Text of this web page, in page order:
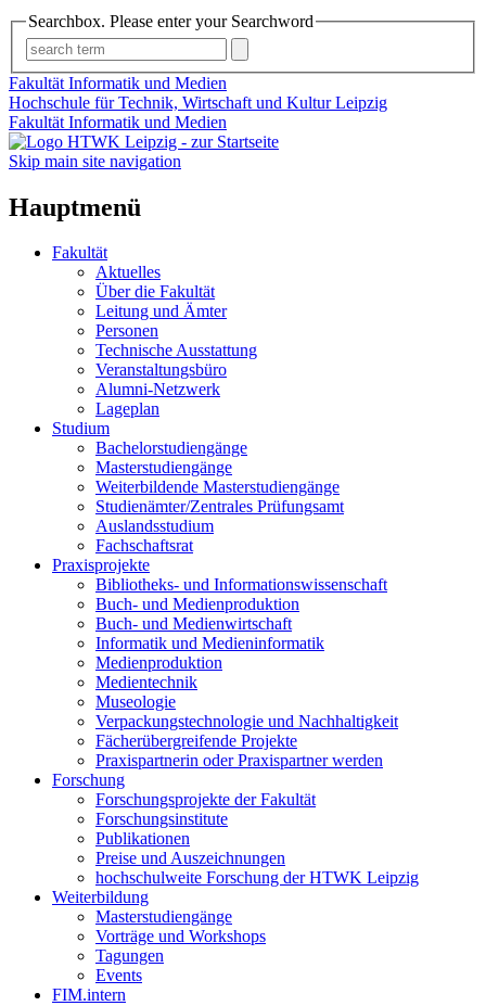
Searchbox. Please enter your Searchword
Fakultät Informatik und Medien
Hochschule für Technik, Wirtschaft und Kultur Leipzig
Fakultät Informatik und Medien
Skip main site navigation
Hauptmenü
Fakultät
Aktuelles
Über die Fakultät
Leitung und Ämter
Personen
Technische Ausstattung
Veranstaltungsbüro
Alumni-Netzwerk
Lageplan
Studium
Bachelorstudiengänge
Masterstudiengänge
Weiterbildende Masterstudiengänge
Studienämter/Zentrales Prüfungsamt
Auslandsstudium
Fachschaftsrat
Praxisprojekte
Bibliotheks- und Informationswissenschaft
Buch- und Medienproduktion
Buch- und Medienwirtschaft
Informatik und Medieninformatik
Medienproduktion
Medientechnik
Museologie
Verpackungstechnologie und Nachhaltigkeit
Fächerübergreifende Projekte
Praxispartnerin oder Praxispartner werden
Forschung
Forschungsprojekte der Fakultät
Forschungsinstitute
Publikationen
Preise und Auszeichnungen
hochschulweite Forschung der HTWK Leipzig
Weiterbildung
Masterstudiengänge
Vorträge und Workshops
Tagungen
Events
FIM.intern